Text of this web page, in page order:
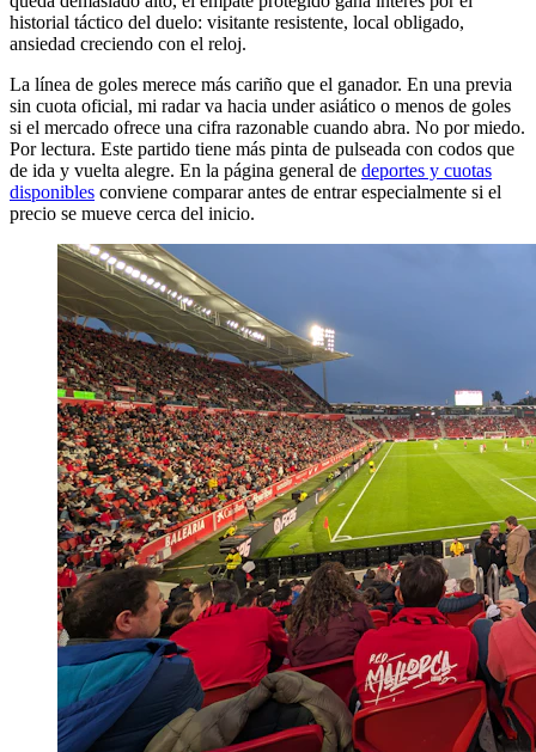
historial táctico del duelo: visitante resistente, local obligado,
ansiedad creciendo con el reloj.
La línea de goles merece más cariño que el ganador. En una previa
sin cuota oficial, mi radar va hacia under asiático o menos de goles
si el mercado ofrece una cifra razonable cuando abra. No por miedo.
Por lectura. Este partido tiene más pinta de pulseada con codos que
de ida y vuelta alegre. En la página general de deportes y cuotas
disponibles conviene comparar antes de entrar especialmente si el
precio se mueve cerca del inicio.